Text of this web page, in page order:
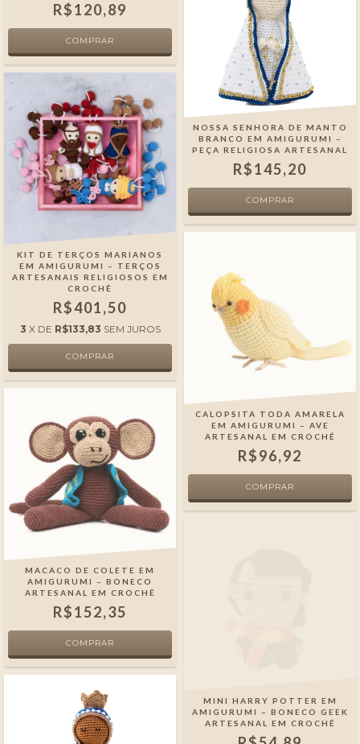
R$120,89
KIT DE TERÇOS MARIANOS
EM AMIGURUMI – TERÇOS
ARTESANAIS RELIGIOSOS EM
CROCHÊ
R$401,50
3 X DE R$133,83 SEM JUROS
NOSSA SENHORA DE MANTO
BRANCO EM AMIGURUMI –
PEÇA RELIGIOSA ARTESANAL
R$145,20
MACACO DE COLETE EM
AMIGURUMI – BONECO
ARTESANAL EM CROCHÊ
R$152,35
CALOPSITA TODA AMARELA
EM AMIGURUMI – AVE
ARTESANAL EM CROCHÊ
R$96,92
MINI HARRY POTTER EM
AMIGURUMI – BONECO GEEK
ARTESANAL EM CROCHÊ